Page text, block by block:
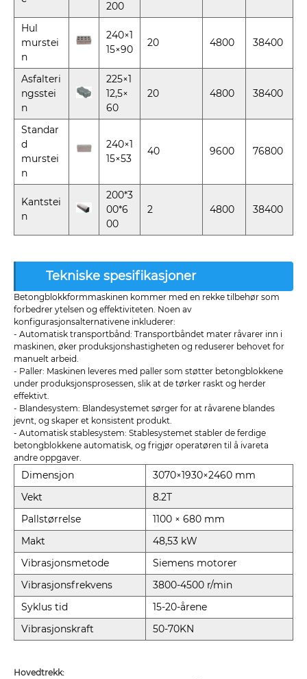
200
Hul
murstei
n
240×1
15×90
20 4800 38400
Asfalteri
ngsstei
n
225×1
12,5×
60
20 4800 38400
Standar
d
murstei
n
240×1
15×53
40 9600 76800
Kantstei
n
200*3
00*6
00
2 4800 38400
Tekniske spesifikasjoner
Betongblokkformmaskinen kommer med en rekke tilbehør som
forbedrer ytelsen og effektiviteten. Noen av
konfigurasjonsalternativene inkluderer:
- Automatisk transportbånd: Transportbåndet mater råvarer inn i
maskinen, øker produksjonshastigheten og reduserer behovet for
manuelt arbeid.
- Paller: Maskinen leveres med paller som støtter betongblokkene
under produksjonsprosessen, slik at de tørker raskt og herder
effektivt.
- Blandesystem: Blandesystemet sørger for at råvarene blandes
jevnt, og skaper et konsistent produkt.
- Automatisk stablesystem: Stablesystemet stabler de ferdige
betongblokkene automatisk, og frigjør operatøren til å ivareta
andre oppgaver.
Dimensjon
3070×1930×2460 mm
Vekt
8.2T
Pallstørrelse
1100 × 680 mm
Makt
48,53 kW
Vibrasjonsmetode
Siemens motorer
Vibrasjonsfrekvens
3800-4500 r/min
Syklus tid
15-20-årene
Vibrasjonskraft
50-70KN
Hovedtrekk: